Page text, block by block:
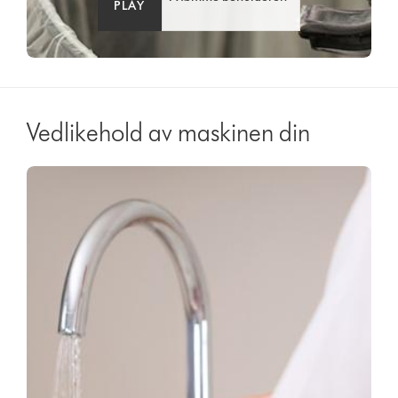
PLAY
Vedlikehold av maskinen din
Video
Transcript
Open
video
transcript